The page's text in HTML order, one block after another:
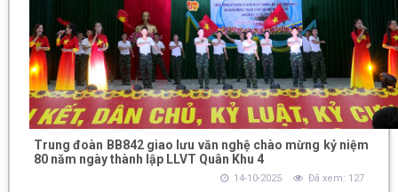
Trung đoàn BB842 giao lưu văn nghệ chào mừng kỷ niệm
80 năm ngày thành lập LLVT Quân Khu 4
14-10-2025 Đã xem: 127